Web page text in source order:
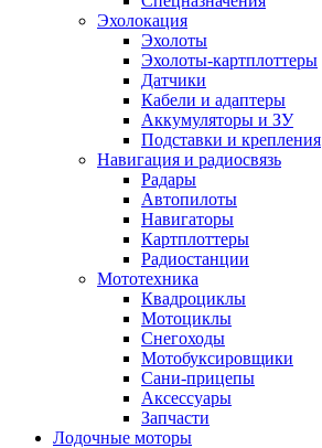
Эхолокация
Эхолоты
Эхолоты-картплоттеры
Датчики
Кабели и адаптеры
Аккумуляторы и ЗУ
Подставки и крепления
Навигация и радиосвязь
Радары
Автопилоты
Навигаторы
Картплоттеры
Радиостанции
Мототехника
Квадроциклы
Мотоциклы
Снегоходы
Мотобуксировщики
Сани-прицепы
Аксессуары
Запчасти
Лодочные моторы